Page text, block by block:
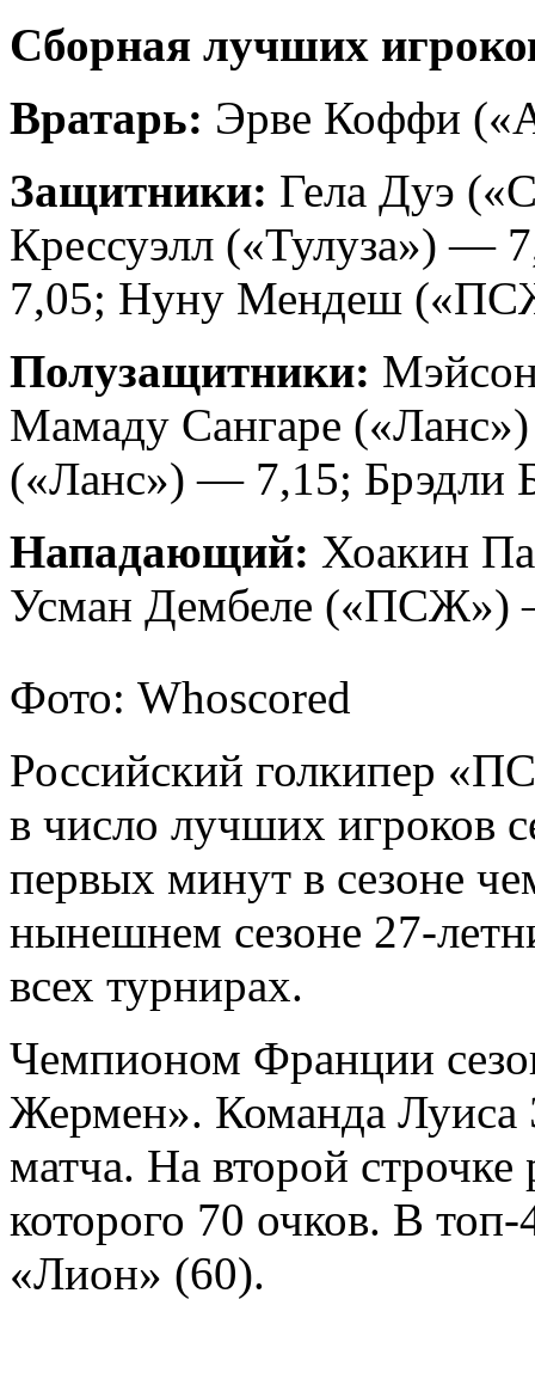
Сборная лучших
Вратарь: Эрве Коффи
Защитники: Гела Дуэ
Крессуэлл («Тулуза») —
7,05; Нуну Мендеш
Полузащитники:
Мамаду Сангаре
(«Ланс») — 7,15;
Нападающий: Хоакин
Усман Дембеле («ПСЖ»)
Фото: Whoscored
Российский голкипер
в число лучших игроков
первых минут в сезоне
нынешнем сезоне 27-
всех турнирах.
Чемпионом Франции
Жермен». Команда Луиса
матча. На второй
которого 70 очков. В
«Лион» (60).